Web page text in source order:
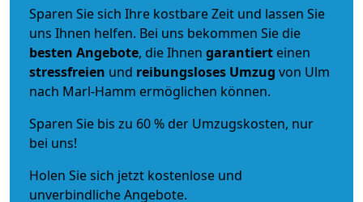
Sparen Sie sich Ihre kostbare Zeit und lassen Sie
uns Ihnen helfen. Bei uns bekommen Sie die
besten Angebote, die Ihnen garantiert einen
stressfreien und reibungsloses Umzug von Ulm
nach Marl-Hamm ermöglichen können.
Sparen Sie bis zu 60 % der Umzugskosten, nur
bei uns!
Holen Sie sich jetzt kostenlose und
unverbindliche Angebote.